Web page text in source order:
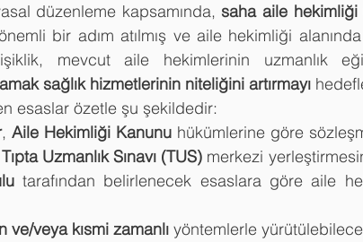
düzenleme kapsamında, saha aile hekimliği
bir adım atılmış ve aile hekimliği
mevcut aile hekimlerinin uzmanlık
sağlık hizmetlerinin niteliğini artırmayı
esaslar özetle şu şekildedir:
, Aile Hekimliği Kanunu hükümlerine göre
Tıpta Uzmanlık Sınavı (TUS)
tarafından belirlenecek esaslara göre aile
ve/veya kısmi zamanlı yöntemlerle